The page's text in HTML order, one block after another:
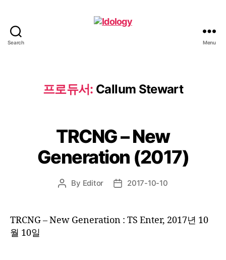
Search Menu
프로듀서: Callum Stewart
TRCNG – New
Generation (2017)
Post
By Editor
Post2017-10-10
TRCNG – New Generation : TS Enter, 2017년 10
월 10일